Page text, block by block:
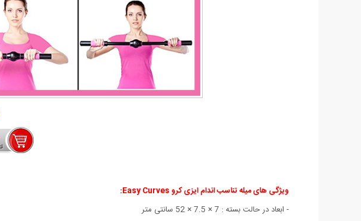
ویژگی های میله تناسب اندام ایزی کرو Easy Curves:
- ابعاد در حالت بسته : 7 × 7.5 × 52 سانتی متر